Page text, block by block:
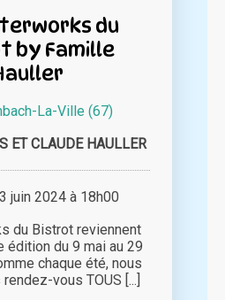
du
by Famille
La-Ville (67)
ET CLAUDE HAULLER
juin 2024 à 18h00
du Bistrot reviennent
édition du 9 mai au 29
chaque été, nous
vous TOUS [...]